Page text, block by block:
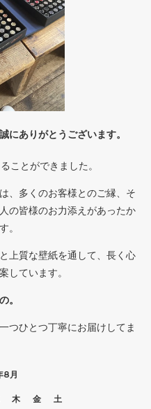
にありがとうございます。
ことができました。
、多くのお客様とのご縁、そ
の皆様のお力添えがあったか
。
上質な壁紙を通して、長く心
しています。
。
つひとつ丁寧にお届けしてま
8月
木 金 土